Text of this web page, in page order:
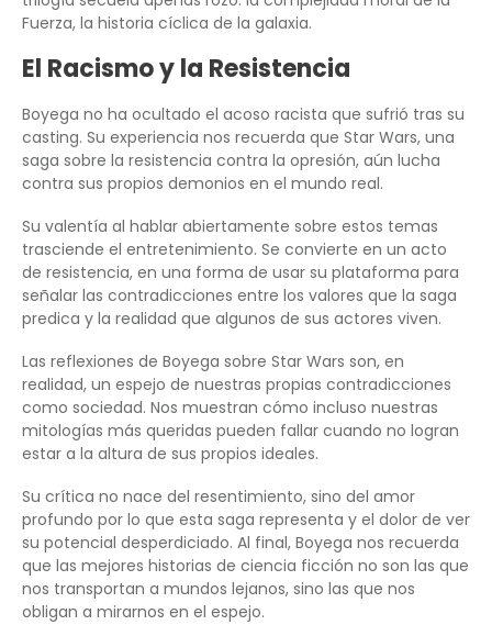
Fuerza, la historia cíclica de la galaxia.
El Racismo y la Resistencia
Boyega no ha ocultado el acoso racista que sufrió tras su
casting. Su experiencia nos recuerda que Star Wars, una
saga sobre la resistencia contra la opresión, aún lucha
contra sus propios demonios en el mundo real.
Su valentía al hablar abiertamente sobre estos temas
trasciende el entretenimiento. Se convierte en un acto
de resistencia, en una forma de usar su plataforma para
señalar las contradicciones entre los valores que la saga
predica y la realidad que algunos de sus actores viven.
Las reflexiones de Boyega sobre Star Wars son, en
realidad, un espejo de nuestras propias contradicciones
como sociedad. Nos muestran cómo incluso nuestras
mitologías más queridas pueden fallar cuando no logran
estar a la altura de sus propios ideales.
Su crítica no nace del resentimiento, sino del amor
profundo por lo que esta saga representa y el dolor de ver
su potencial desperdiciado. Al final, Boyega nos recuerda
que las mejores historias de ciencia ficción no son las que
nos transportan a mundos lejanos, sino las que nos
obligan a mirarnos en el espejo.